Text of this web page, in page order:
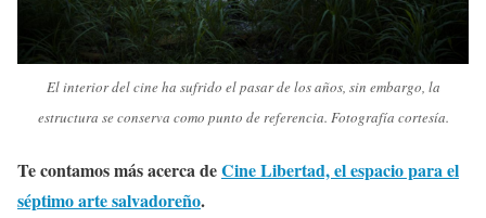
El interior del cine ha sufrido el pasar de los años, sin embargo, la
estructura se conserva como punto de referencia. Fotografía cortesía.
Te contamos más acerca deCine Libertad, el espacio para el
séptimo arte salvadoreño.